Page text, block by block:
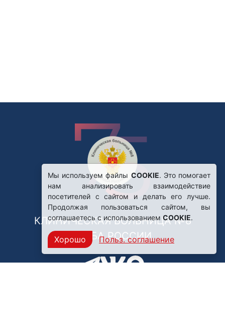
КЛИНИЧЕСКАЯ БОЛЬНИЦА №8
ФМБА РОССИИ
Мы используем файлы COOKIE. Это помогает
нам анализировать взаимодействие
посетителей с сайтом и делать его лучше.
Продолжая пользоваться сайтом, вы
соглашаетесь с использованиемCOOKIE.
Хорошо Польз. соглашение